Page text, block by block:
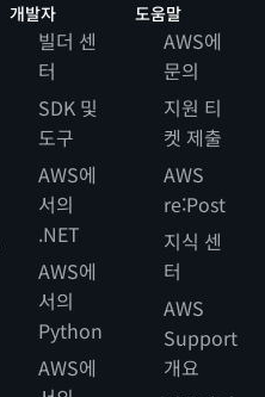
개발자
빌더 센
터
SDK 및
도구
AWS에
서의
.NET
AWS에
서의
Python
AWS에
도움말
AWS에
문의
지원 티
켓 제출
AWS
re:Post
지식 센
터
AWS
Support
개요